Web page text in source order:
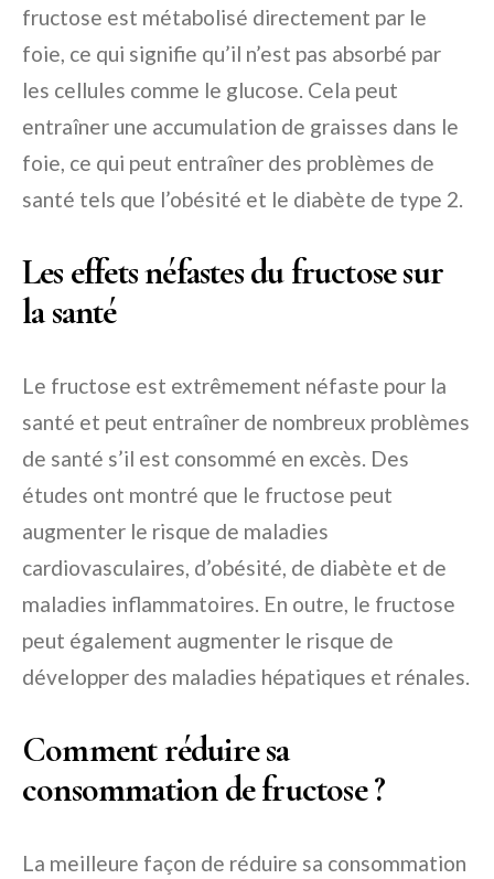
fructose est métabolisé directement par le
foie, ce qui signifie qu’il n’est pas absorbé par
les cellules comme le glucose. Cela peut
entraîner une accumulation de graisses dans le
foie, ce qui peut entraîner des problèmes de
santé tels que l’obésité et le diabète de type 2.
Les effets néfastes du fructose sur
la santé
Le fructose est extrêmement néfaste pour la
santé et peut entraîner de nombreux problèmes
de santé s’il est consommé en excès. Des
études ont montré que le fructose peut
augmenter le risque de maladies
cardiovasculaires, d’obésité, de diabète et de
maladies inflammatoires. En outre, le fructose
peut également augmenter le risque de
développer des maladies hépatiques et rénales.
Comment réduire sa
consommation de fructose ?
La meilleure façon de réduire sa consommation